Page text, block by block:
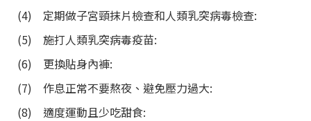
(4) 定期做子宮頸抹片檢查和人類乳突病毒檢查:
(5) 施打人類乳突病毒疫苗:
(6) 更換貼身內褲:
(7) 作息正常不要熬夜、避免壓力過大:
(8) 適度運動且少吃甜食: